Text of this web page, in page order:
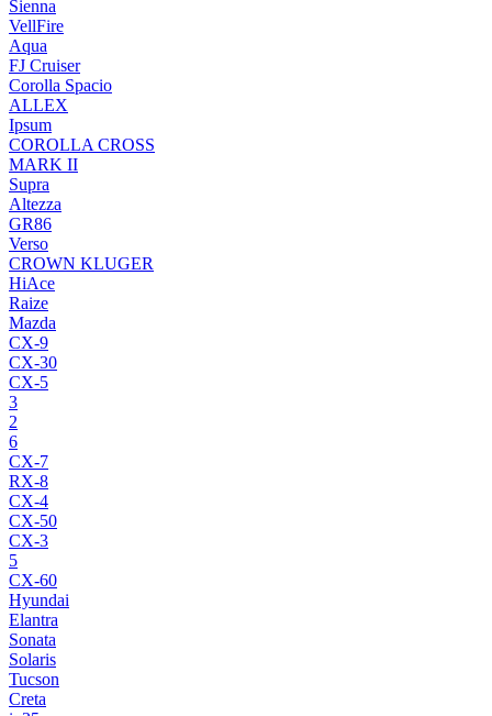
Sienna
VellFire
Aqua
FJ Cruiser
Corolla Spacio
ALLEX
Ipsum
COROLLA CROSS
MARK II
Supra
Altezza
GR86
Verso
CROWN KLUGER
HiAce
Raize
Mazda
CX-9
CX-30
CX-5
3
2
6
CX-7
RX-8
CX-4
CX-50
CX-3
5
CX-60
Hyundai
Elantra
Sonata
Solaris
Tucson
Creta